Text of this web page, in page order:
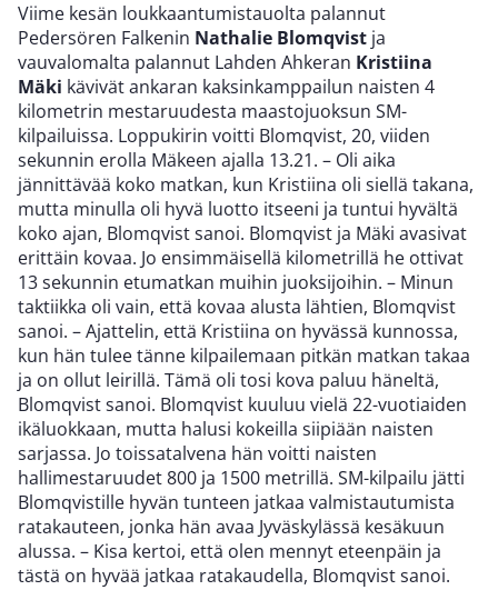
Viime kesän loukkaantumistauolta palannut
Pedersören Falkenin Nathalie Blomqvist ja
vauvalomalta palannut Lahden Ahkeran Kristiina
Mäki kävivät ankaran kaksinkamppailun naisten 4
kilometrin mestaruudesta maastojuoksun SM-
kilpailuissa. Loppukirin voitti Blomqvist, 20, viiden
sekunnin erolla Mäkeen ajalla 13.21. – Oli aika
jännittävää koko matkan, kun Kristiina oli siellä takana,
mutta minulla oli hyvä luotto itseeni ja tuntui hyvältä
koko ajan, Blomqvist sanoi. Blomqvist ja Mäki avasivat
erittäin kovaa. Jo ensimmäisellä kilometrillä he ottivat
13 sekunnin etumatkan muihin juoksijoihin. – Minun
taktiikka oli vain, että kovaa alusta lähtien, Blomqvist
sanoi. – Ajattelin, että Kristiina on hyvässä kunnossa,
kun hän tulee tänne kilpailemaan pitkän matkan takaa
ja on ollut leirillä. Tämä oli tosi kova paluu häneltä,
Blomqvist sanoi. Blomqvist kuuluu vielä 22-vuotiaiden
ikäluokkaan, mutta halusi kokeilla siipiään naisten
sarjassa. Jo toissatalvena hän voitti naisten
hallimestaruudet 800 ja 1500 metrillä. SM-kilpailu jätti
Blomqvistille hyvän tunteen jatkaa valmistautumista
ratakauteen, jonka hän avaa Jyväskylässä kesäkuun
alussa. – Kisa kertoi, että olen mennyt eteenpäin ja
tästä on hyvää jatkaa ratakaudella, Blomqvist sanoi.